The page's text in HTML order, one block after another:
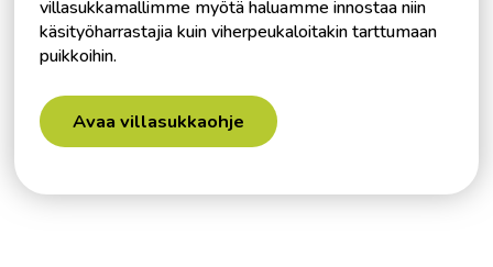
villasukkamallimme myötä haluamme innostaa niin
käsityöharrastajia kuin viherpeukaloitakin tarttumaan
puikkoihin.
Avaa villasukkaohje